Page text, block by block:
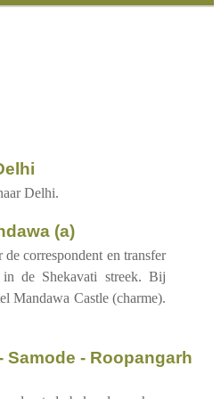
Delhi.
(a)
correspondent en transfer
de Shekavati streek. Bij
Mandawa Castle (charme).